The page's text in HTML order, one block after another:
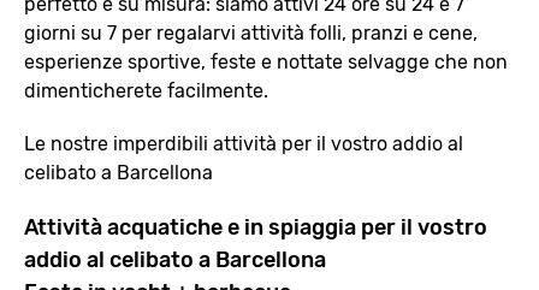
giorni su 7 per regalarvi attività folli, pranzi e cene,
esperienze sportive, feste e nottate selvagge che non
dimenticherete facilmente.
Le nostre imperdibili attività per il vostro addio al
celibato a Barcellona
Attività acquatiche e in spiaggia per il vostro
addio al celibato a Barcellona